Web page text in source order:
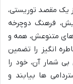
یک مقصد توریستی،
فرهنگ دوچرخه
های متنوعش، همه و
انگیز را تضمین
شمار آن، خود را
ها بیابند و